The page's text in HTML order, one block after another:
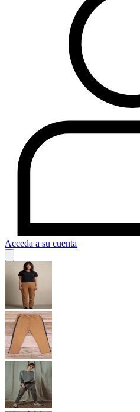
Acceda a su cuenta